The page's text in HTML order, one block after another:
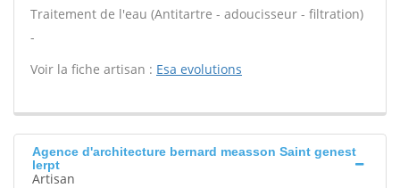
Traitement de l'eau (Antitartre - adoucisseur - filtration)
-
Voir la fiche artisan : Esa evolutions
Agence d'architecture bernard measson Saint genest
lerpt
Artisan